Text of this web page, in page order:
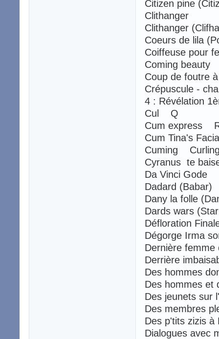
Citizen pine
Clithanger
Clithanger
Coeurs de lila
Coiffeuse pour
Coming beauty
Coup de foutre
Crépuscule -
4 : Révélation
Cul Q
Cum express
Cum Tina's
Cuming
Cyranus te
Da Vinci Gode
Dadard
Dany la folle
Dards wars
Défloration
Dégorge Irma
Dernière
Derrière
Des hommes
Des hommes
Des jeunets
Des membres
Des p'tits zizis
Dialogues avec